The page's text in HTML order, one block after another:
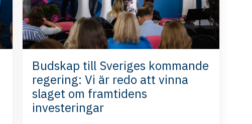
Budskap till Sveriges kommande
regering: Vi är redo att vinna
slaget om framtidens
investeringar